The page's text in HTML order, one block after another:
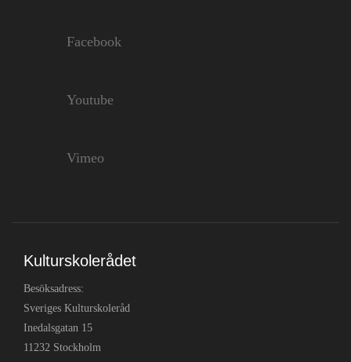
Facebook
Youtube
Vimeo
Kulturskolerådet
Besöksadress:
Sveriges Kulturskoleråd
Inedalsgatan 15
11232 Stockholm